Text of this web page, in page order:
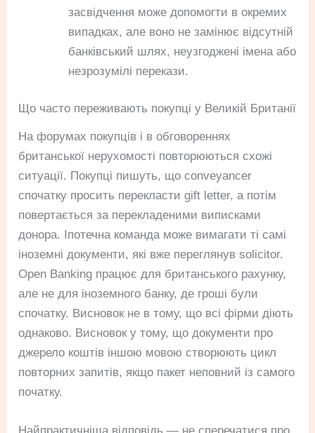
засвідчення може допомогти в окремих
випадках, але воно не замінює відсутній
банківський шлях, неузгоджені імена або
незрозумілі перекази.
Що часто переживають покупці у Великій Британії
На форумах покупців і в обговореннях
британської нерухомості повторюються схожі
ситуації. Покупці пишуть, що conveyancer
спочатку просить перекласти gift letter, а потім
повертається за перекладеними виписками
донора. Іпотечна команда може вимагати ті самі
іноземні документи, які вже переглянув solicitor.
Open Banking працює для британського рахунку,
але не для іноземного банку, де гроші були
спочатку. Висновок не в тому, що всі фірми діють
однаково. Висновок у тому, що документи про
джерело коштів іншою мовою створюють цикл
повторних запитів, якщо пакет неповний із самого
початку.